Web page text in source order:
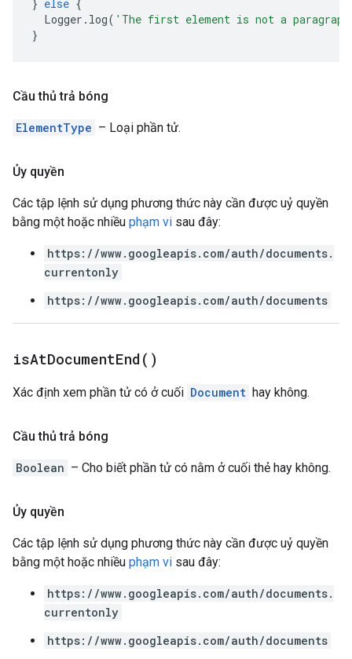
} else {
Logger . log( 'The first element is not a
}
Cầu thủ trả bóng
ElementType – Loại phần tử.
Ủy quyền
Các tập lệnh sử dụng phương thức này cần được uỷ quyền
bằng một hoặc nhiều phạm vi sau đây:
https://www.googleapis.com/auth/documents.
currentonly
https://www.googleapis.com/auth/documents
isAtDocumentEnd( )
Xác định xem phần tử có ở cuối Document hay không.
Cầu thủ trả bóng
Boolean – Cho biết phần tử có nằm ở cuối thẻ hay không.
Ủy quyền
Các tập lệnh sử dụng phương thức này cần được uỷ quyền
bằng một hoặc nhiều phạm vi sau đây:
https://www.googleapis.com/auth/documents.
currentonly
https://www.googleapis.com/auth/documents